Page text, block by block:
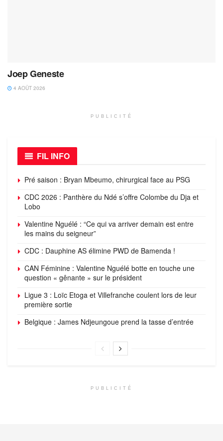
Joep Geneste
4 AOÛT 2026
PUBLICITÉ
FIL INFO
Pré saison : Bryan Mbeumo, chirurgical face au PSG
CDC 2026 : Panthère du Ndé s’offre Colombe du Dja et
Lobo
Valentine Nguélé : “Ce qui va arriver demain est entre
les mains du seigneur”
CDC : Dauphine AS élimine PWD de Bamenda !
CAN Féminine : Valentine Nguélé botte en touche une
question « gênante » sur le président
Ligue 3 : Loïc Etoga et Villefranche coulent lors de leur
première sortie
Belgique : James Ndjeungoue prend la tasse d’entrée
PUBLICITÉ